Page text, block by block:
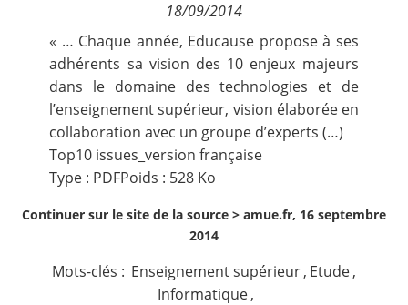
18/09/2014
« … Chaque année, Educause propose à ses
adhérents sa vision des 10 enjeux majeurs
dans le domaine des technologies et de
l’enseignement supérieur, vision élaborée en
collaboration avec un groupe d’experts (…)
Top10 issues_version française
Type : PDFPoids : 528 Ko
Continuer sur le site de la source > amue.fr, 16 septembre
2014
Mots-clés : Enseignement supérieur, Etude,
Informatique ,